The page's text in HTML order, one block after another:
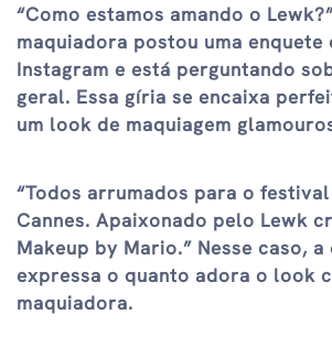
“Como estamos amando o
maquiadora postou uma
Instagram e está perguntando
geral. Essa gíria se encaixa
um look de maquiagem
“Todos arrumados para o
Cannes. Apaixonado pelo Lewk
Makeup by Mario.” Nesse caso,
expressa o quanto adora o look
maquiadora.